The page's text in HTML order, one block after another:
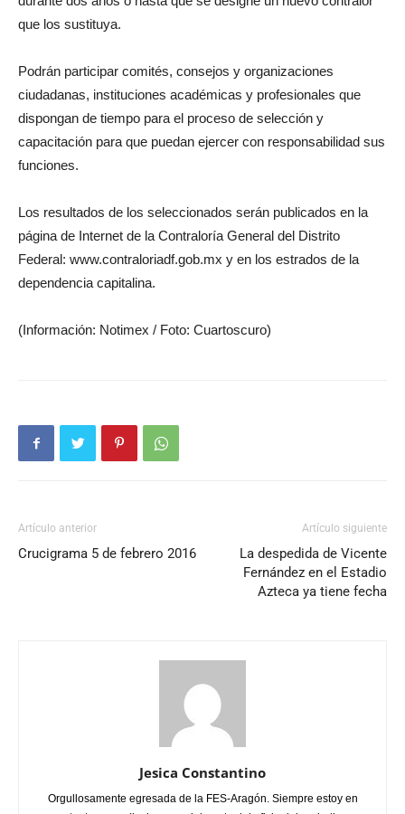
que los sustituya.
Podrán participar comités, consejos y organizaciones
ciudadanas, instituciones académicas y profesionales que
dispongan de tiempo para el proceso de selección y
capacitación para que puedan ejercer con responsabilidad sus
funciones.
Los resultados de los seleccionados serán publicados en la
página de Internet de la Contraloría General del Distrito
Federal: www.contraloriadf.gob.mx y en los estrados de la
dependencia capitalina.
(Información: Notimex / Foto: Cuartoscuro)
Artículo anterior
Crucigrama 5 de febrero 2016
Artículo siguiente
La despedida de Vicente
Fernández en el Estadio
Azteca ya tiene fecha
Jesica Constantino
Orgullosamente egresada de la FES-Aragón. Siempre estoy en